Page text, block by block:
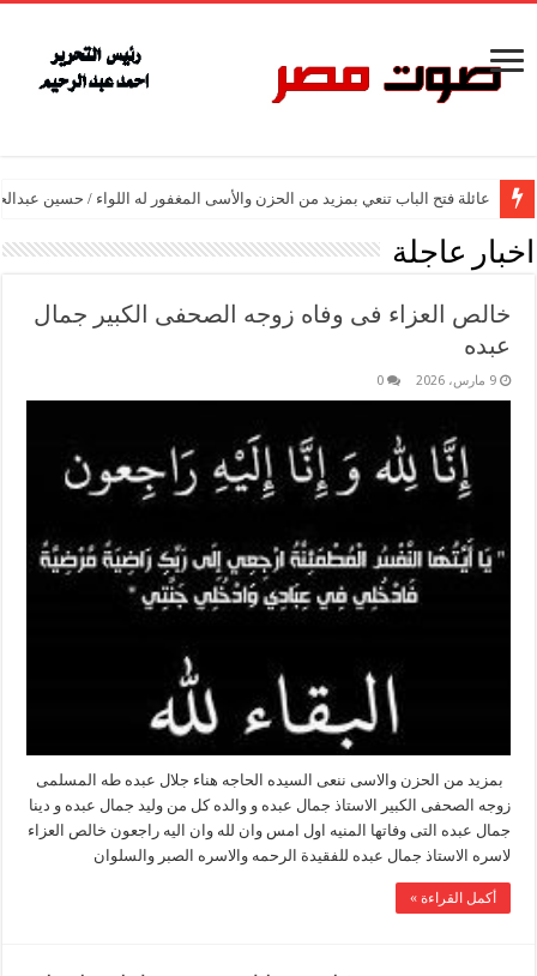
عائلة فتح الباب تنعي بمزيد من الحزن والأسى المغفور له اللواء / حسين
اخبار عاجلة
خالص العزاء فى وفاه زوجه الصحفى الكبير جمال
عبده
9 مارس، 2026 0
بمزيد من الحزن والاسى ننعى السيده الحاجه هناء جلال عبده طه المسلمى
زوجه الصحفى الكبير الاستاذ جمال عبده و والده كل من وليد جمال عبده و دينا
جمال عبده التى وفاتها المنيه اول امس وان لله وان اليه راجعون خالص العزاء
لاسره الاستاذ جمال عبده للفقيدة الرحمه والاسره الصبر والسلوان
أكمل القراءة »